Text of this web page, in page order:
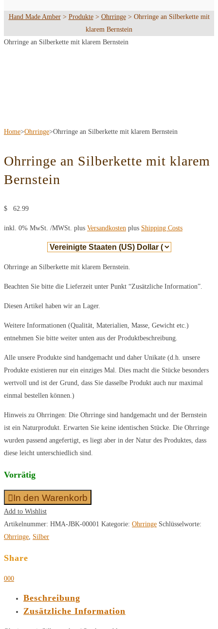
Hand Made Amber> Produkte> Ohrringe> Ohrringe an Silberkette mit
klarem Bernstein
Ohrringe an Silberkette mit klarem Bernstein
Home>Ohrringe>Ohrringe an Silberkette mit klarem Bernstein
Ohrringe an Silberkette mit klarem
Bernstein
$ 62.99
inkl. 0% MwSt. /MWSt. plus Versandkosten plus Shipping Costs
Ohrringe an Silberkette mit klarem Bernstein.
Beachten Sie bitte die Lieferzeit unter Punkt “Zusätzliche Information”.
Diesen Artikel haben wir an Lager.
Weitere Informationen (Qualität, Materialien, Masse, Gewicht etc.)
entnehmen Sie bitte weiter unten aus der Produktbeschreibung.
Alle unsere Produkte sind handgemacht und daher Unikate (d.h. unsere
Produkte existieren nur ein einziges Mal. Dies macht die Stücke besonders
wertvoll und ist der Grund, dass Sie dasselbe Produkt auch nur maximal
einmal bestellen können.)
Hinweis zu Ohrringen: Die Ohrringe sind handgemacht und der Bernstein
ist ein Naturprodukt. Erwarten Sie keine identischen Stücke. Die Ohrringe
wurden passend angefertigt, es liegt aber in der Natur des Produktes, dass
diese leicht unterschiedlich sind.
Vorrätig
In den Warenkorb
Add to Wishlist
Artikelnummer: HMA-JBK-00001 Kategorie: Ohrringe Schlüsselworte:
Ohrringe Silber
Share
000
Beschreibung
Zusätzliche Information